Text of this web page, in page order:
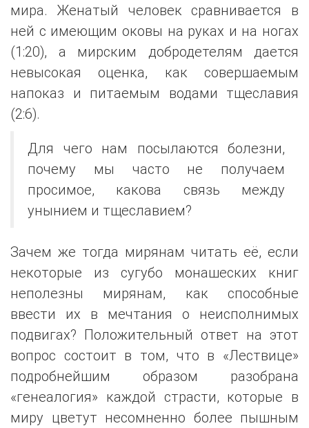
мира. Женатый человек сравнивается в
ней с имеющим оковы на руках и на ногах
(1:20), а мирским добродетелям дается
невысокая оценка, как совершаемым
напоказ и питаемым водами тщеславия
(2:6).
Для чего нам посылаются болезни,
почему мы часто не получаем
просимое, какова связь между
унынием и тщеславием?
Зачем же тогда мирянам читать её, если
некоторые из сугубо монашеских книг
неполезны мирянам, как способные
ввести их в мечтания о неисполнимых
подвигах? Положительный ответ на этот
вопрос состоит в том, что в «Лествице»
подробнейшим образом разобрана
«генеалогия» каждой страсти, которые в
миру цветут несомненно более пышным